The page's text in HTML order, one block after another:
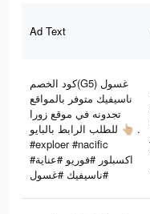
Ad Text
كود الخصم(G5) غسول
ناسيفيك متوفر بالمواقع
تجدونه في موقع زورا
للطلب الرابط بالبايو 👆🏼 .
#exploer #nacific
#اكسبلور #فوريو #عناية
#ناسيفيك #غسول